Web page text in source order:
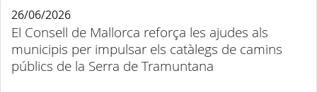
El Consell de Mallorca reforça les ajudes als
municipis per impulsar els catàlegs de camins
públics de la Serra de Tramuntana
26/06/2026